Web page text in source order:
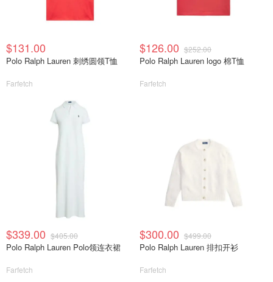
$131.00
Polo Ralph Lauren 刺绣圆领T恤
Farfetch
$126.00 $252.00
Polo Ralph Lauren logo 棉T恤
Farfetch
$339.00 $405.00
Polo Ralph Lauren Polo领连衣裙
Farfetch
$300.00 $499.00
Polo Ralph Lauren 排扣开衫
Farfetch